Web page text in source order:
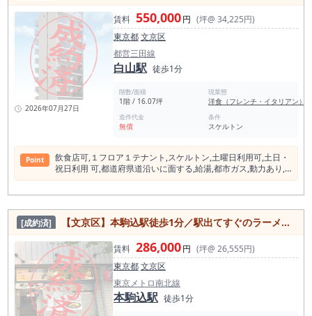
2026年07月27日
賃料 550,000円 (坪@ 34,225円)
東京都文京区
都営三田線
白山駅 徒歩1分
階数/面積
1階 / 16.07坪
現業態
洋食（フレンチ・イタリアン）
造作代金
無償
条件
スケルトン
Point
飲⾷店可,１フロア１テナント,スケルトン,⼟曜⽇利⽤可,⼟⽇・
祝⽇利⽤ 可,都道府県道沿いに⾯する,給湯,都市ガス,動⼒あり,
インターネット対応, シャッター⾬⼾,防犯カメラ,エレベーター
[成約済] 【文京区】本駒込駅徒歩1分／駅出てすぐのラーメン店／1階路面店／約10.77坪
賃料 286,000円 (坪@ 26,555円)
東京都文京区
東京メトロ南北線
本駒込駅 徒歩1分